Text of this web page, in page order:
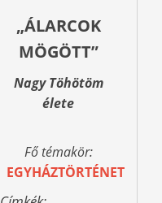
„ÁLARCOK
MÖGÖTT”
Nagy Töhötöm
élete
Fő témakör:
EGYHÁZTÖRTÉNET